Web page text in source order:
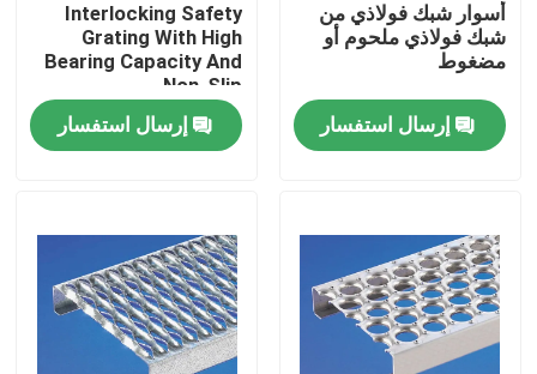
المنتجات
حولنا
أسوار شبك فولاذي من
شبك فولاذي ملحوم أو
مضغوط
إرسال استفسار
Interlocking Safety
Grating With High
Bearing Capacity And
Non-Slip
إرسال استفسار